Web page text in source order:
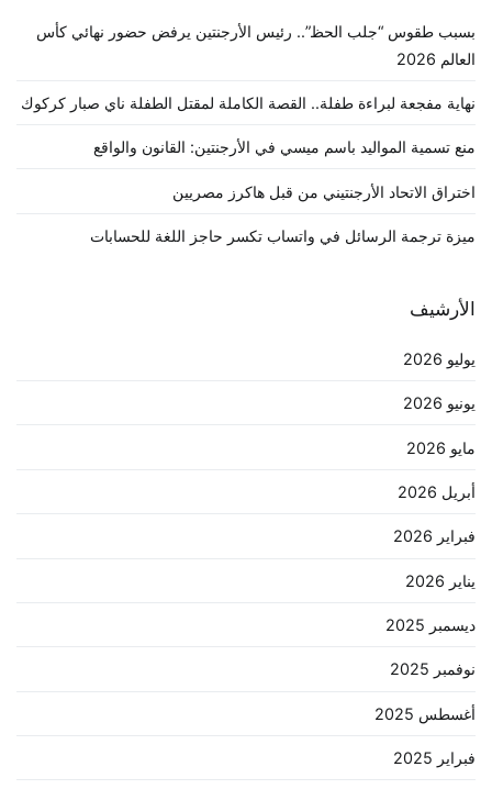
بسبب طقوس “جلب الحظ”.. رئيس الأرجنتين يرفض حضور نهائي كأس
العالم 2026
نهاية مفجعة لبراءة طفلة.. القصة الكاملة لمقتل الطفلة ناي صبار كركوك
منع تسمية المواليد باسم ميسي في الأرجنتين: القانون والواقع
اختراق الاتحاد الأرجنتيني من قبل هاكرز مصريين
ميزة ترجمة الرسائل في واتساب تكسر حاجز اللغة للحسابات
الأرشيف
يوليو 2026
يونيو 2026
مايو 2026
أبريل 2026
فبراير 2026
يناير 2026
ديسمبر 2025
نوفمبر 2025
أغسطس 2025
فبراير 2025